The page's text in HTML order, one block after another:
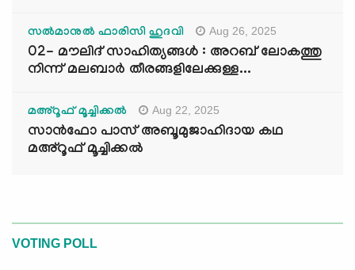
സൽമാനുൽ ഫാരിസി ഹുദവി Aug 26, 2025
02- മൗലിദ് സാഹിത്യങ്ങൾ : അറബ് ലോകത്തു
നിന്ന് മലബാർ തീരങ്ങളിലേക്കുള്ള...
മഅ്റൂഫ് മൂച്ചിക്കല്‍ Aug 22, 2025
സാൻഫോ പാസ് അബൂമുജാഹിദായ കഥ
മഅ്റൂഫ് മൂച്ചിക്കല്‍
VOTING POLL